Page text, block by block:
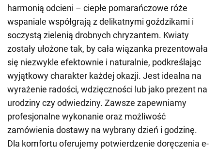
harmonią odcieni – ciepłe pomarańczowe róże
wspaniale współgrają z delikatnymi goździkami i
soczystą zielenią drobnych chryzantem. Kwiaty
zostały ułożone tak, by cała wiązanka prezentowała
się niezwykle efektownie i naturalnie, podkreślając
wyjątkowy charakter każdej okazji. Jest idealna na
wyrażenie radości, wdzięczności lub jako prezent na
urodziny czy odwiedziny. Zawsze zapewniamy
profesjonalne wykonanie oraz możliwość
zamówienia dostawy na wybrany dzień i godzinę.
Dla komfortu oferujemy potwierdzenie doręczenia e-